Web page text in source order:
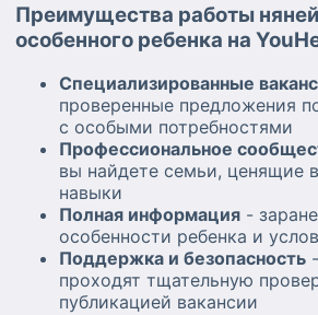
Преимущества работы
особенного ребенка на
Специализированные
проверенные предложения
с особыми потребностями
Профессиональное
вы найдете семьи, ценящие
навыки
Полная информация -
особенности ребенка и
Поддержка и безопасность
проходят тщательную
публикацией вакансии